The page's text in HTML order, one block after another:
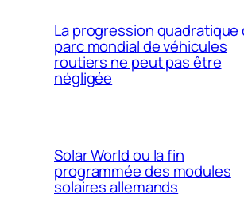
La progression quadratique
parc mondial de véhicules
routiers ne peut pas être
négligée
Solar World ou la fin
programmée des modules
solaires allemands